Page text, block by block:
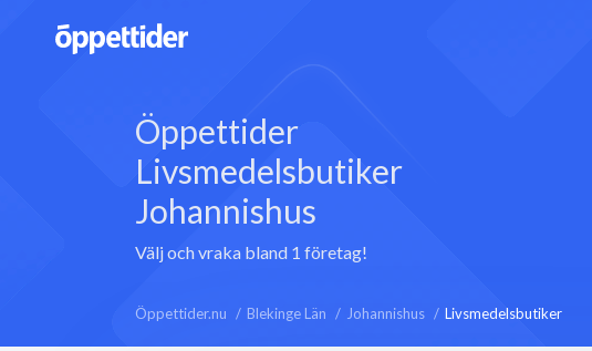
Öppettider
Livsmedelsbutiker
Johannishus
Välj och vraka bland 1 företag!
Öppettider.nu Blekinge Län Johannishus Livsmedelsbutiker